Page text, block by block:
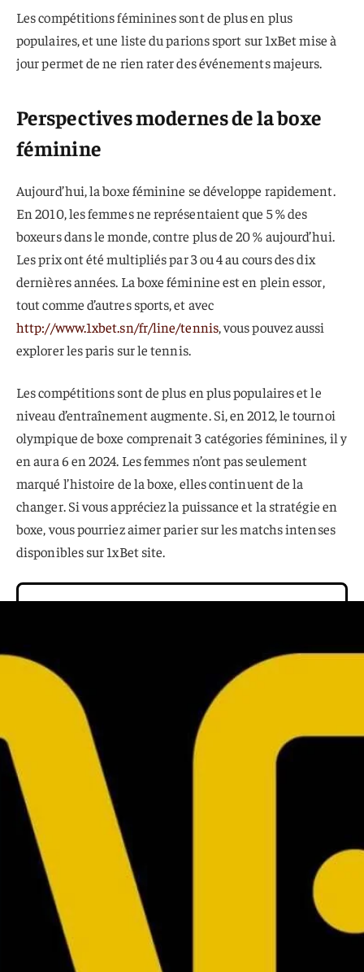
Les compétitions féminines sont de plus en plus
populaires, et une liste du parions sport sur 1xBet mise à
jour permet de ne rien rater des événements majeurs.
Perspectives modernes de la boxe
féminine
Aujourd’hui, la boxe féminine se développe rapidement.
En 2010, les femmes ne représentaient que 5 % des
boxeurs dans le monde, contre plus de 20 % aujourd’hui.
Les prix ont été multipliés par 3 ou 4 au cours des dix
dernières années. La boxe féminine est en plein essor,
tout comme d’autres sports, et avec
http://www.1xbet.sn/fr/line/tennis, vous pouvez aussi
explorer les paris sur le tennis.
Les compétitions sont de plus en plus populaires et le
niveau d’entraînement augmente. Si, en 2012, le tournoi
olympique de boxe comprenait 3 catégories féminines, il y
en aura 6 en 2024. Les femmes n’ont pas seulement
marqué l’histoire de la boxe, elles continuent de la
changer. Si vous appréciez la puissance et la stratégie en
boxe, vous pourriez aimer parier sur les matchs intenses
disponibles sur 1xBet site.